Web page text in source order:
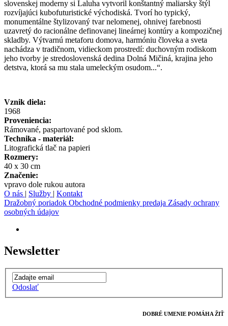
slovenskej moderny si Laluha vytvoril konštantný maliarsky štýl
rozvíjajúci kubofuturistické východiská. Tvorí ho typický,
monumentálne štylizovaný tvar nelomenej, ohnivej farebnosti
uzavretý do racionálne definovanej lineárnej kontúry a kompozičnej
skladby. Výtvarnú metaforu domova, harmóniu človeka a sveta
nachádza v tradičnom, vidieckom prostredí: duchovným rodiskom
jeho tvorby je stredoslovenská dedina Dolná Mičiná, krajina jeho
detstva, ktorá sa mu stala umeleckým osudom...“.
Vznik diela:
1968
Proveniencia:
Rámované, paspartované pod sklom.
Technika - materiál:
Litografická tlač na papieri
Rozmery:
40 x 30 cm
Značenie:
vpravo dole rukou autora
O nás | Služby | Kontakt
Dražobný poriadok Obchodné podmienky predaja Zásady ochrany
osobných údajov
Newsletter
Odoslať
DOBRÉ UMENIE POMÁHA ŽIŤ